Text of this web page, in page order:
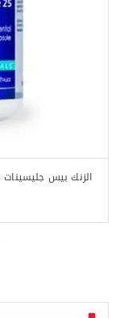
الزنك بيس جليسينات CanPrev Zinc Bis-Glycinate 25mg 120Vcap